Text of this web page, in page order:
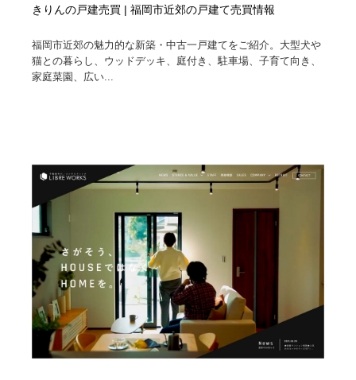
きりんの戸建売買 | 福岡市近郊の戸建て売買情報
福岡市近郊の魅力的な新築・中古一戸建てをご紹介。大型犬や
猫との暮らし、ウッドデッキ、庭付き、駐車場、子育て向き、
家庭菜園、広い...